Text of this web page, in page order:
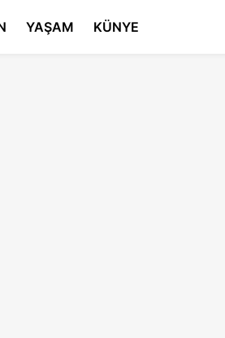
YAŞAM KÜNYE